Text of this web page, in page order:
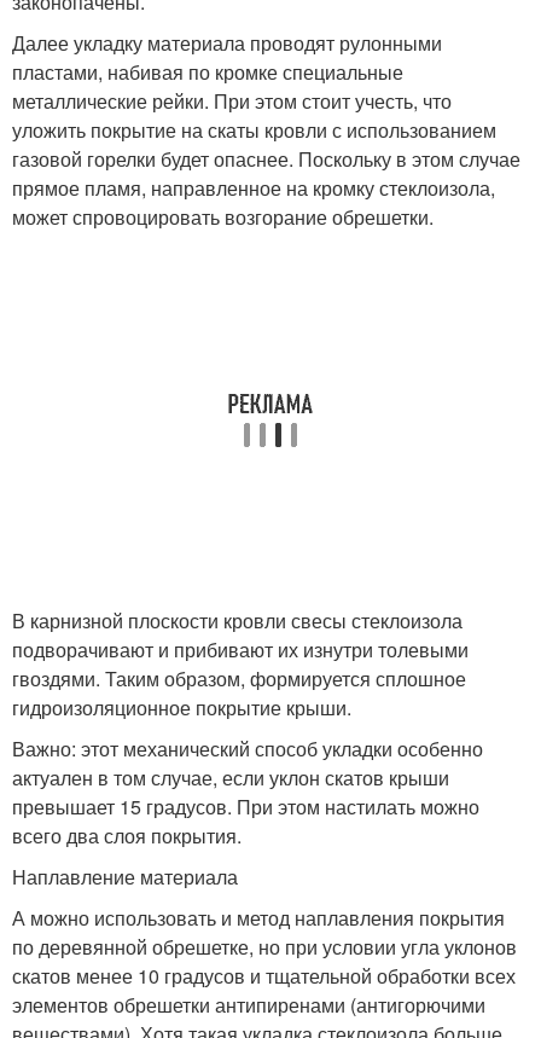
Далее укладку материала проводят рулонными
пластами, набивая по кромке специальные
металлические рейки. При этом стоит учесть, что
уложить покрытие на скаты кровли с использованием
газовой горелки будет опаснее. Поскольку в этом случае
прямое пламя, направленное на кромку стеклоизола,
может спровоцировать возгорание обрешетки.
В карнизной плоскости кровли свесы стеклоизола
подворачивают и прибивают их изнутри толевыми
гвоздями. Таким образом, формируется сплошное
гидроизоляционное покрытие крыши.
Важно: этот механический способ укладки особенно
актуален в том случае, если уклон скатов крыши
превышает 15 градусов. При этом настилать можно
всего два слоя покрытия.
Наплавление материала
А можно использовать и метод наплавления покрытия
по деревянной обрешетке, но при условии угла уклонов
скатов менее 10 градусов и тщательной обработки всех
элементов обрешетки антипиренами (антигорючими